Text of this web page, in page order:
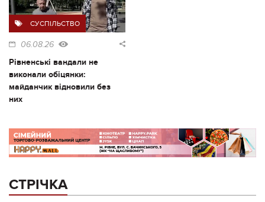
СУСПІЛЬСТВО
06.08.26
Рівненські вандали не
виконали обіцянки:
майданчик відновили без
них
СТРІЧКА